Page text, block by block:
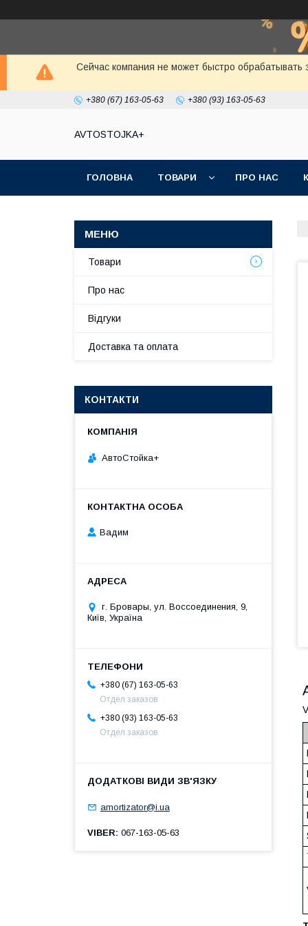
Сейчас компания не может быстро
+380 (67) 163-05-63 +380 (93) 163-05-63
AVTOSTOJKA+
ГОЛОВНА ТОВАРИ ПРО НАС
Товари
Про нас
Відгуки
Доставка та оплата
КОНТАКТИ
АвтоСтойка+
Вадим
г. Бровары, ул. Воссоединения, 9,
Київ, Україна
+380 (67) 163-05-63
Отдел заказов
+380 (93) 163-05-63
Отдел заказов
amortizator@i.ua
VIBER 067-163-05-63